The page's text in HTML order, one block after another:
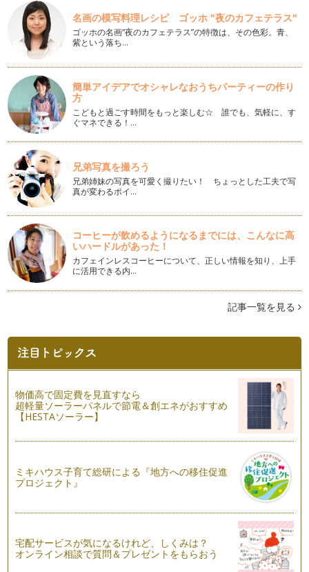
うれしい たのしい ひなまつり
もうすぐひなまつり♪健やかな成長を願い感謝しながら、お祝
いのごちそうを作ったり、おひなさま…
バレンタインのおべんとう
もうすぐバレンタインデー。街はおいしいチョコレートやス
イーツ、それに…
おせちの余りで小さなお菓子
あけましておめでとうございます。 お正月休みはゆったりと
お過…
いっしょにつくろう！パンdeクリスマス
もうすぐクリスマス。 こどもたちはサンタさんが待ち遠しく
て、…
クリスマスシーズンをたのしもう！
クリスマスシーズン到来！ 街もお店もキラキラのイルミネ
ーシ…
朝がラクラク！できるときにしておこう。
毎日のおべんとう作り、朝に一から全部作ろうとおもうと、と
いっぱいつくろう！おむすびコレクション
今回は、おべんとうの主食となるごはんを、おむすびにしてい
ピックをつかっておべんとうをもっとたのしく！
マスキングテープ、ご存知ですか？ 何度も貼ったり剥がした
りできる上、紙製や布製、色・柄など…
あったらいいな！かわいいおべんとうの味方アイテム
お顔のついたおむすびやおかず、大好きなモチーフでデコレー
ションされたおべんとうを、簡単かわ…
わくわく!おべんとう箱を買いに行こう(３つのポイント)
おべんとう箱、どんなものを買いますか？ 世の中のおべんと
はじめてのおべんとう
お料理やおもてなしは得意でも、はじめてのこどものおべんと
名画の模写料理レシピ ゴッホ "夜のカフェテラス"
ゴッホの名画“夜のカフェテラス”の特徴は、その色彩。青、
紫という落ち…
簡単アイデアでオシャレなおうちパーティーの作り
方
こどもと過ごす時間をもっと楽しむ☆ 誰でも、気軽に、す
ぐマネできる！…
兄弟写真を撮ろう
兄弟姉妹の写真を可愛く撮りたい！ ちょっとした工夫で写
真が変わるポイ…
コーヒーが飲めるようになるまでには、こんなに高
いハードルがあった！
カフェインレスコーヒーについて、正しい情報を知り、上手
に活用できる内…
記事一覧を見る
物価高で固定費を見直すなら
超軽量ソーラーパネルで節電＆創エネがおすすめ
【HESTAソーラー】
ミキハウス子育て総研による『地方への移住促進
プロジェクト』
宅配サービスが気になるけれど、しくみは？
オンライン相談で質問＆プレゼントをもらおう